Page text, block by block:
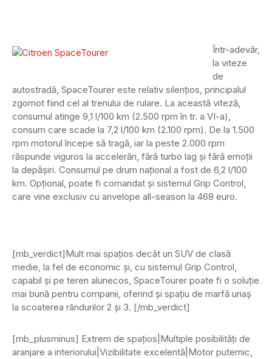
Într-adevăr,
la viteze
de
autostradă, SpaceTourer este relativ silențios, principalul
zgomot fiind cel al trenului de rulare. La această viteză,
consumul atinge 9,1 l/100 km (2.500 rpm în tr. a VI-a),
consum care scade la 7,2 l/100 km (2.100 rpm). De la 1.500
rpm motorul începe să tragă, iar la peste 2.000 rpm
răspunde viguros la accelerări, fără turbo lag și fără emoții
la depășiri. Consumul pe drum național a fost de 6,2 l/100
km. Opțional, poate fi comandat și sistemul Grip Control,
care vine exclusiv cu anvelope all-season la 468 euro.
[mb_verdict]Mult mai spațios decât un SUV de clasă
medie, la fel de economic și, cu sistemul Grip Control,
capabil și pe teren alunecos, SpaceTourer poate fi o soluție
mai bună pentru companii, oferind și spațiu de marfă uriaș
la scoaterea rândurilor 2 și 3. [/mb_verdict]
[mb_plusminus] Extrem de spațios|Multiple posibilități de
aranjare a interiorului|Vizibilitate excelentă|Motor puternic,